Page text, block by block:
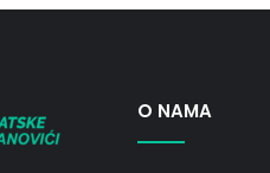
O NAMA